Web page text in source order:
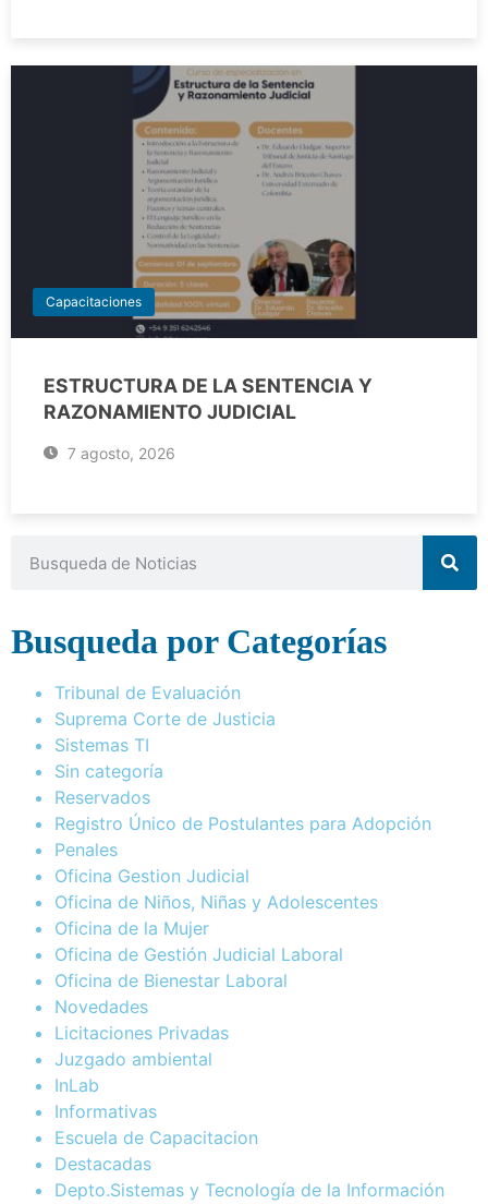
Capacitaciones
ESTRUCTURA DE LA SENTENCIA Y
RAZONAMIENTO JUDICIAL
7 agosto, 2026
Busqueda por Categorías
Tribunal de Evaluación
Suprema Corte de Justicia
Sistemas TI
Sin categoría
Reservados
Registro Único de Postulantes para Adopción
Penales
Oficina Gestion Judicial
Oficina de Niños, Niñas y Adolescentes
Oficina de la Mujer
Oficina de Gestión Judicial Laboral
Oficina de Bienestar Laboral
Novedades
Licitaciones Privadas
Juzgado ambiental
InLab
Informativas
Escuela de Capacitacion
Destacadas
Depto.Sistemas y Tecnología de la Información